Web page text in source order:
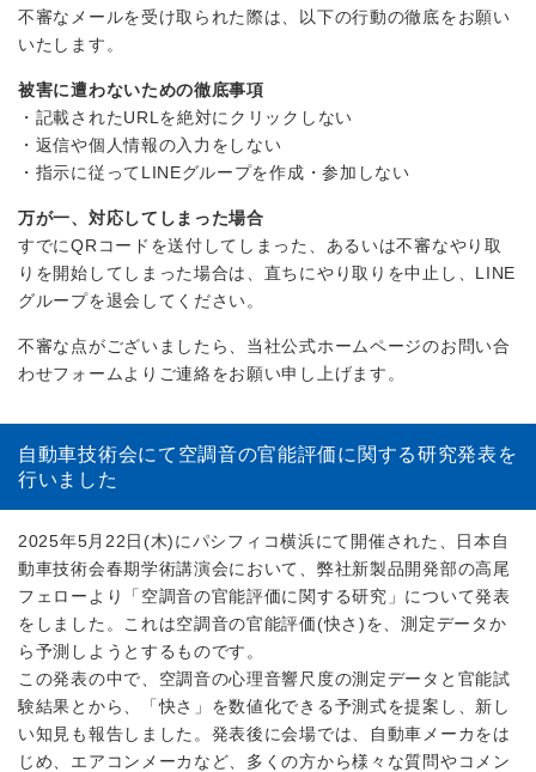
不審なメールを受け取られた際は、以下の行動の徹底をお願い
いたします。
被害に遭わないための徹底事項
・記載されたURLを絶対にクリックしない
・返信や個人情報の入力をしない
・指示に従ってLINEグループを作成・参加しない
万が一、対応してしまった場合
すでにQRコードを送付してしまった、あるいは不審なやり取
りを開始してしまった場合は、直ちにやり取りを中止し、LINE
グループを退会してください。
不審な点がございましたら、当社公式ホームページのお問い合
わせフォームよりご連絡をお願い申し上げます。
自動車技術会にて空調音の官能評価に関する研究発表を
行いました
2025年5月22日(木)にパシフィコ横浜にて開催された、日本自
動車技術会春期学術講演会において、弊社新製品開発部の高尾
フェローより「空調音の官能評価に関する研究」について発表
をしました。これは空調音の官能評価(快さ)を、測定データか
ら予測しようとするものです。
この発表の中で、空調音の心理音響尺度の測定データと官能試
験結果とから、「快さ」を数値化できる予測式を提案し、新し
い知見も報告しました。発表後に会場では、自動車メーカをは
じめ、エアコンメーカなど、多くの方から様々な質問やコメン